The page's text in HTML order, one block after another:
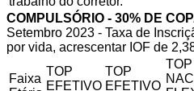
COMPULSÓRIO - 30% DE
Setembro 2023 - Taxa de
por vida, acrescentar IOF de
Faixa
TOP
EFETIVO
TOP
EFETIVO
TOP